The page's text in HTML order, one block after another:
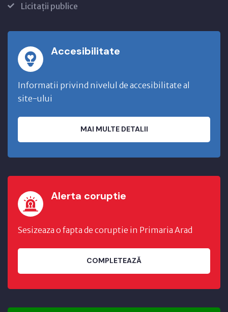
Licitații publice
Accesibilitate
Informatii privind nivelul de accesibilitate al
site-ului
MAI MULTE DETALII
Alerta coruptie
Sesizeaza o fapta de coruptie in Primaria Arad
COMPLETEAZĂ